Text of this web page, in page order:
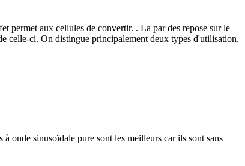
permet aux cellules de convertir. . La par des repose sur le
celle-ci. On distingue principalement deux types d'utilisation,
onde sinusoïdale pure sont les meilleurs car ils sont sans